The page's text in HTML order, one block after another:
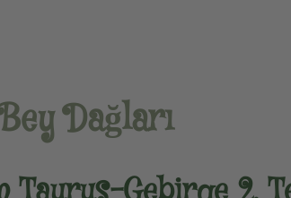
Bey Dağları